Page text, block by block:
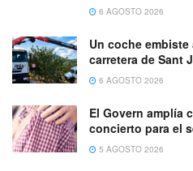
6 AGOSTO 2026
Un coche
carretera de Sant
6 AGOSTO 2026
El Govern amplía
concierto para el
5 AGOSTO 2026